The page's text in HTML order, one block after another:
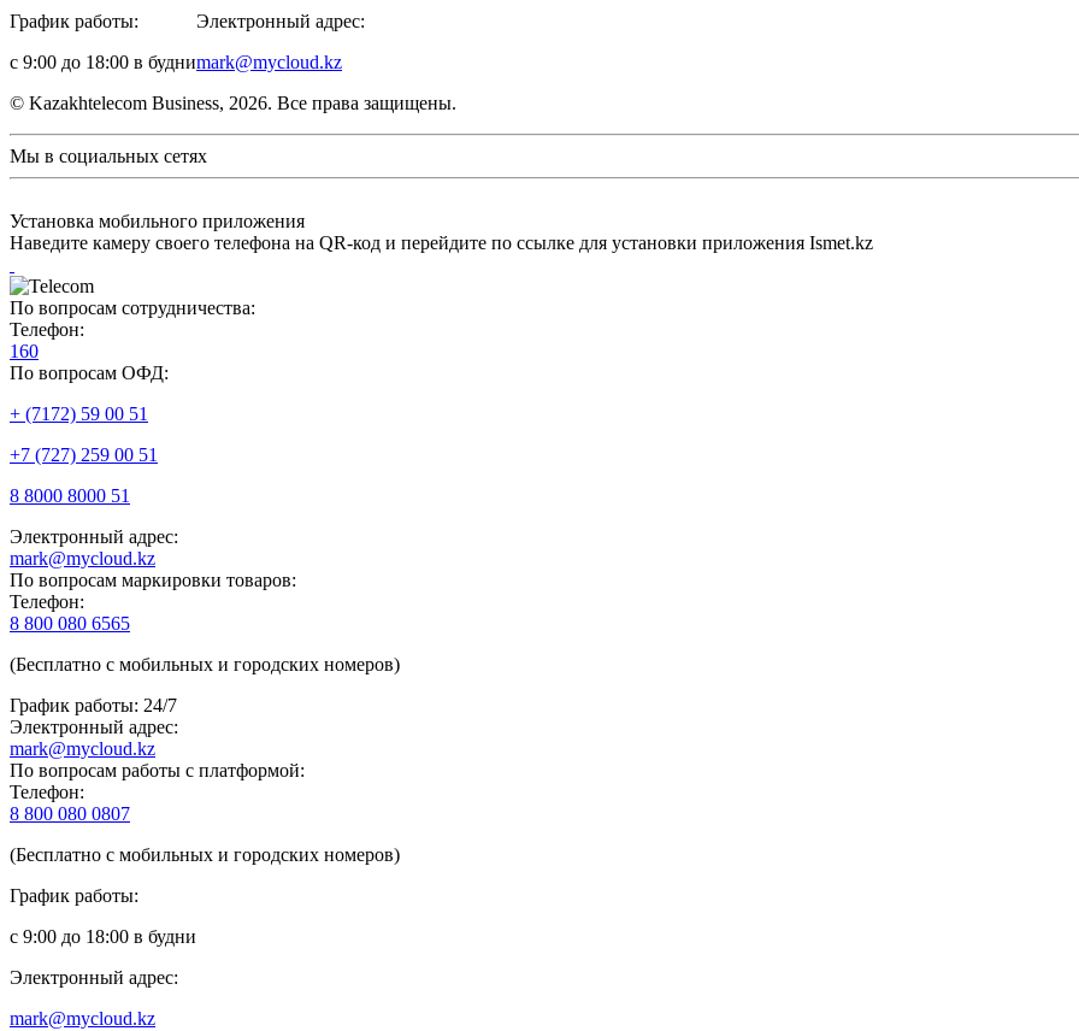
График работы:
с 9:00 до 18:00 в будни
Электронный адрес:
mark@mycloud.kz
© Kazakhtelecom Business, 2026. Все права защищены.
Мы в социальных сетях
Установка мобильного приложения
Наведите камеру своего телефона на QR-код и перейдите по ссылке для установки приложения Ismet.kz
По вопросам сотрудничества:
Телефон:
160
По вопросам ОФД:
+ (7172) 59 00 51
+7 (727) 259 00 51
8 8000 8000 51
Электронный адрес:
mark@mycloud.kz
По вопросам маркировки товаров:
Телефон:
8 800 080 6565
(Бесплатно с мобильных и городских номеров)
График работы: 24/7
Электронный адрес:
mark@mycloud.kz
По вопросам работы с платформой:
Телефон:
8 800 080 0807
(Бесплатно с мобильных и городских номеров)
График работы:
с 9:00 до 18:00 в будни
Электронный адрес:
mark@mycloud.kz